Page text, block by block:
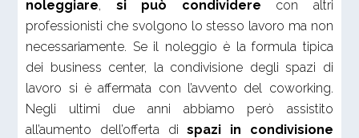
noleggiare, si può condividere con altri
professionisti che svolgono lo stesso lavoro ma non
necessariamente. Se il noleggio è la formula tipica
dei business center, la condivisione degli spazi di
lavoro si è affermata con l’avvento del coworking.
Negli ultimi due anni abbiamo però assistito
all’aumento dell’offerta dispazi in condivisione